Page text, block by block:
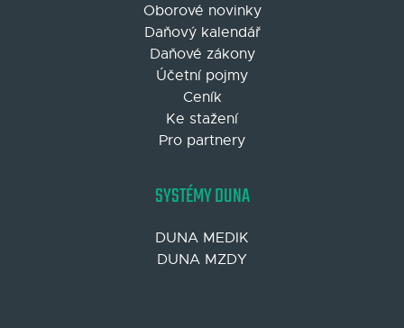
Oborové novinky
Daňový kalendář
Daňové zákony
Účetní pojmy
Ceník
Ke stažení
Pro partnery
SYSTÉMY DUNA
DUNA MEDIK
DUNA MZDY